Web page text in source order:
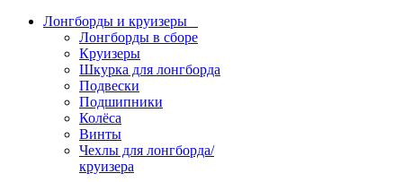
Лонгборды и круизеры
Лонгборды в сборе
Круизеры
Шкурка для лонгборда
Подвески
Подшипники
Колёса
Винты
Чехлы для лонгборда/
круизера